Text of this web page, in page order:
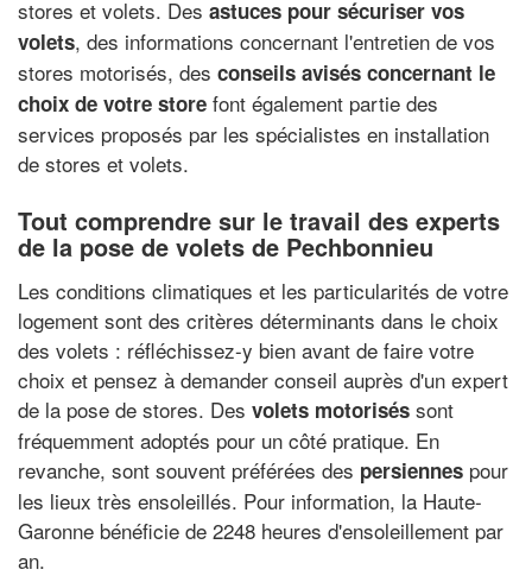
stores et volets. Des astuces pour sécuriser vos
volets, des informations concernant l'entretien de vos
stores motorisés, des conseils avisés concernant le
choix de votre store font également partie des
services proposés par les spécialistes en installation
de stores et volets.
Tout comprendre sur le travail des experts
de la pose de volets de Pechbonnieu
Les conditions climatiques et les particularités de votre
logement sont des critères déterminants dans le choix
des volets : réfléchissez-y bien avant de faire votre
choix et pensez à demander conseil auprès d'un expert
de la pose de stores. Des volets motorisés sont
fréquemment adoptés pour un côté pratique. En
revanche, sont souvent préférées des persiennes pour
les lieux très ensoleillés. Pour information, la Haute-
Garonne bénéficie de 2248 heures d'ensoleillement par
an.